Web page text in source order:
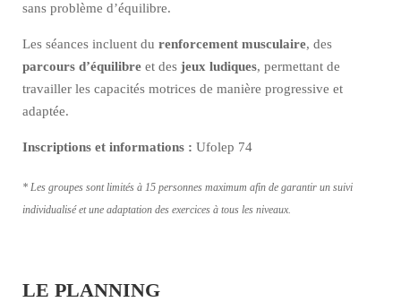
sans problème d’équilibre.
Les séances incluent du renforcement musculaire, des
parcours d’équilibre et des jeux ludiques, permettant de
travailler les capacités motrices de manière progressive et
adaptée.
Inscriptions et informations : Ufolep 74
* Les groupes sont limités à 15 personnes maximum afin de garantir un suivi
individualisé et une adaptation des exercices à tous les niveaux.
LE PLANNING